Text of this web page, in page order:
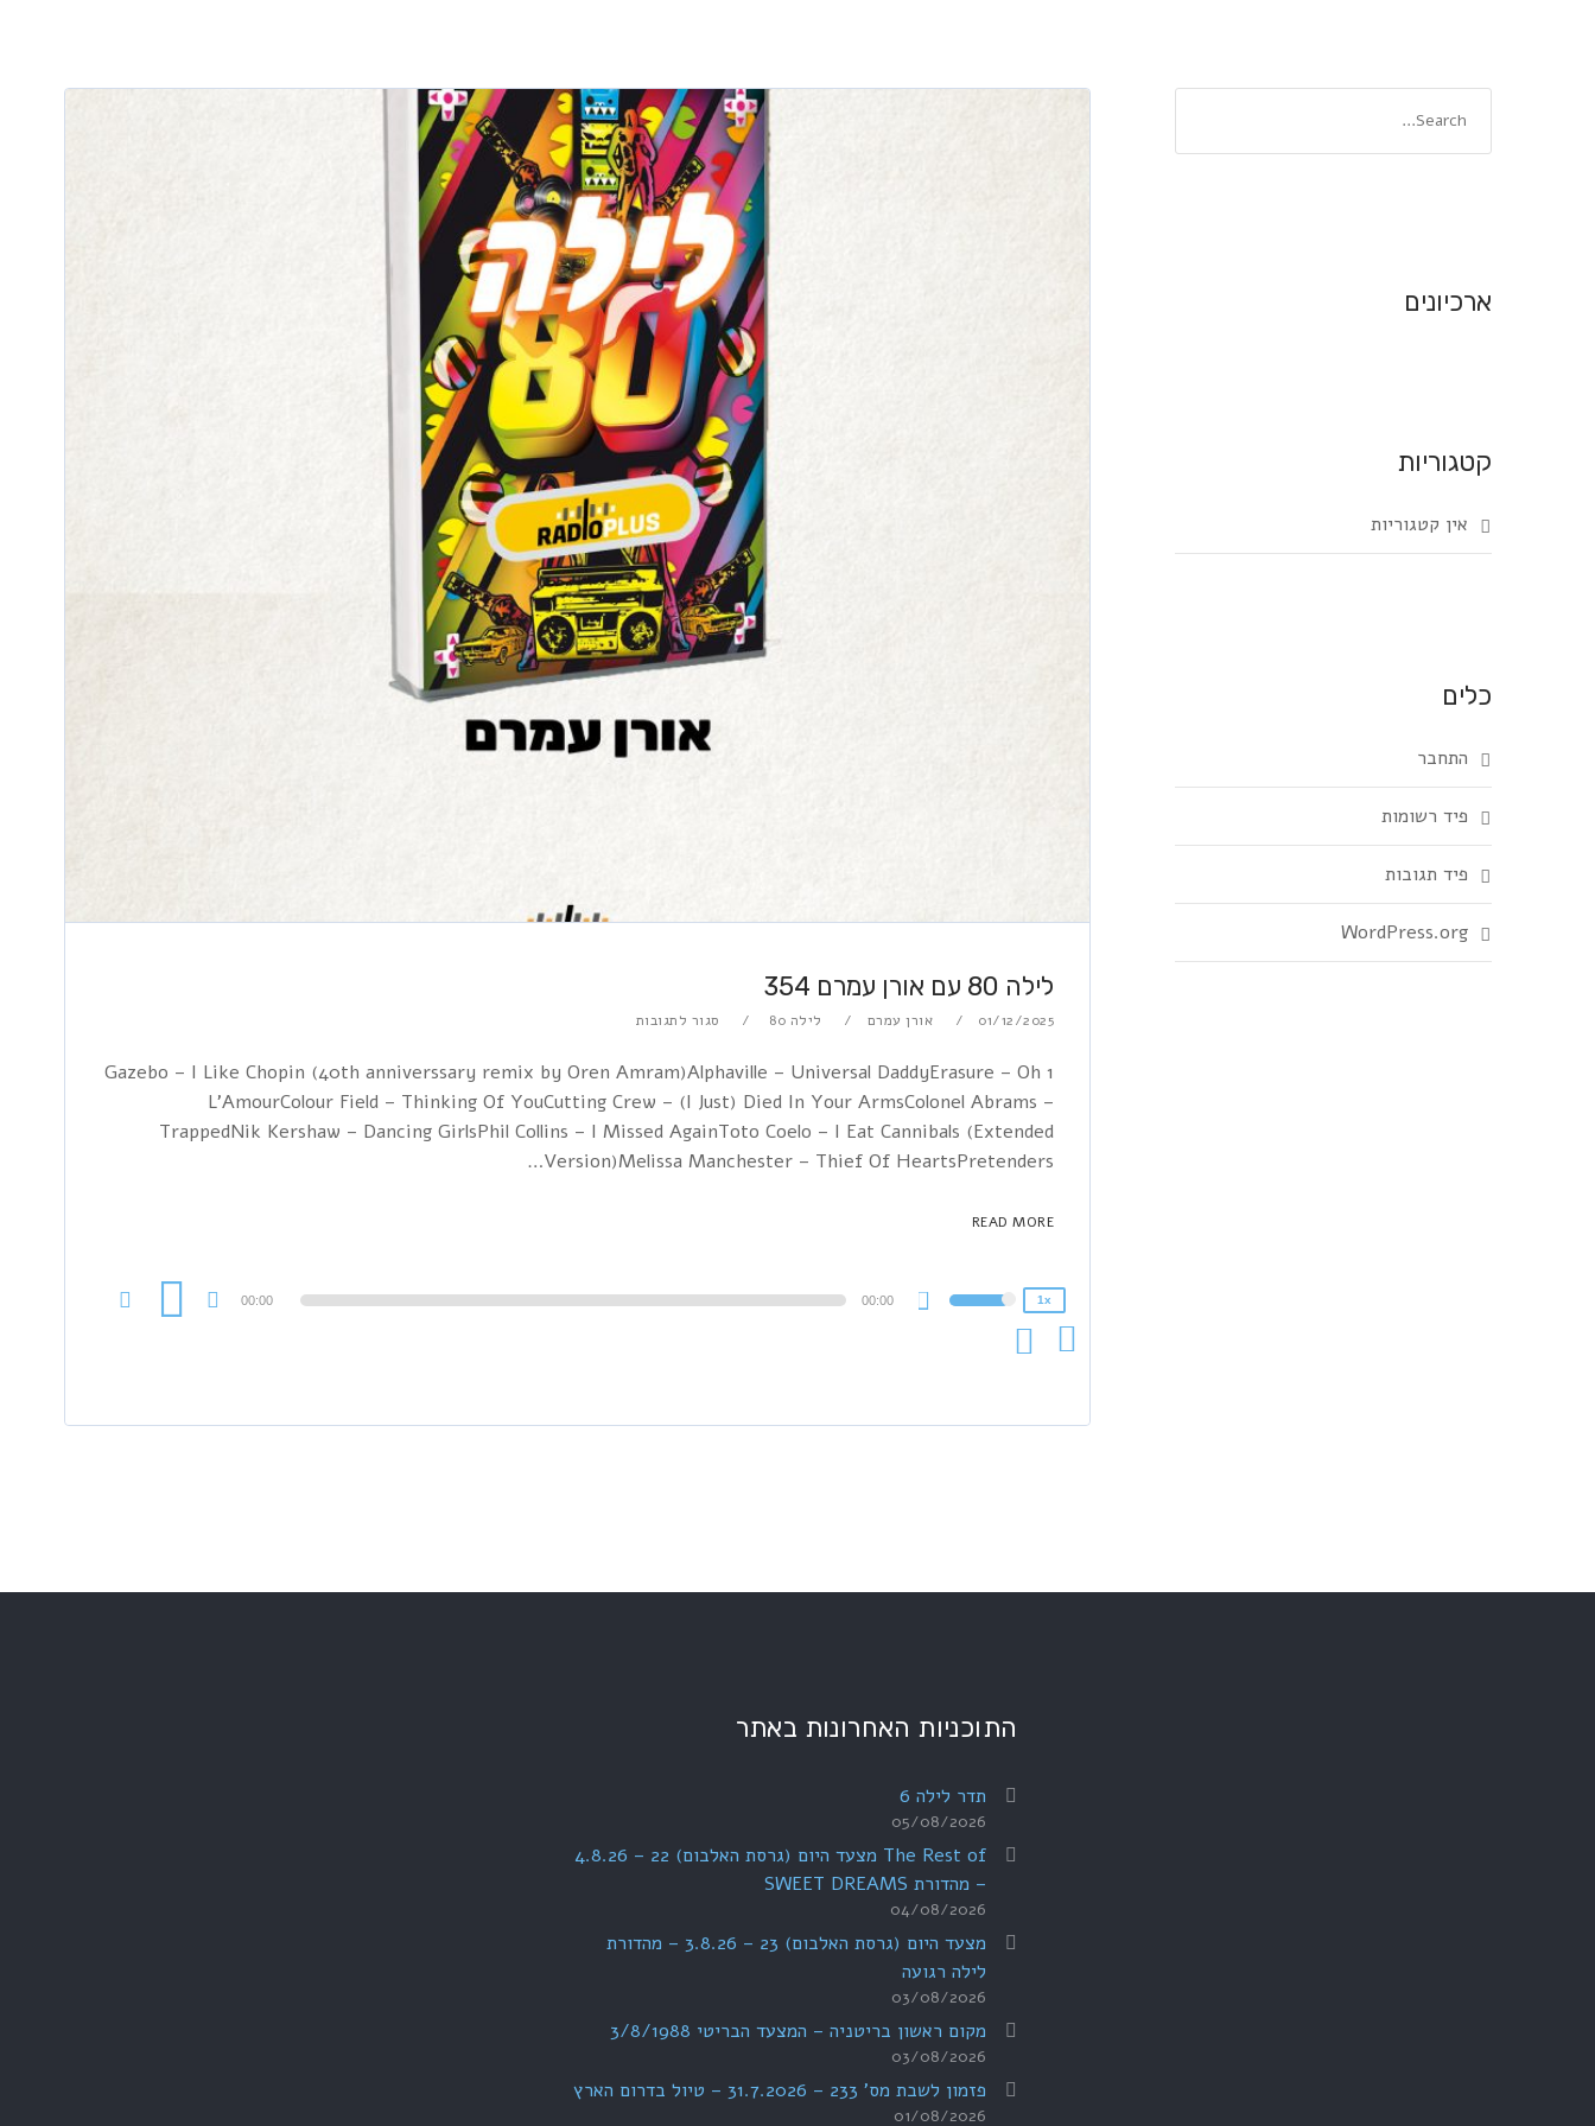
לילה 80 עם אורן עמרם 354
01/12/2025 אורן עמרם לילה 80 סגור לתגובות
1 Gazebo – I Like Chopin (40th anniverssary remix by Oren Amram)Alphaville – Universal DaddyErasure – Oh
L'AmourColour Field – Thinking Of YouCutting Crew – (I Just) Died In Your ArmsColonel Abrams –
TrappedNik Kershaw – Dancing GirlsPhil Collins – I Missed AgainToto Coelo – I Eat Cannibals (Extended
Version)Melissa Manchester – Thief Of HeartsPretenders…
READ MORE
Audio
Player
00:00 00:00
Use
to
1x
1x
ארכיונים
קטגוריות
אין קטגוריות
כלים
התחבר
פיד רשומות
פיד תגובות
WordPress.org
התוכניות האחרונות באתר
תדר לילה 6
05/08/2026
The Rest of מצעד היום (גרסת האלבום) 22 – 4.8.26
– מהדורת SWEET DREAMS
04/08/2026
מצעד היום (גרסת האלבום) 23 – 3.8.26 – מהדורת
לילה רגועה
03/08/2026
מקום ראשון בריטניה – המצעד הבריטי 3/8/1988
03/08/2026
פזמון לשבת מס' 233 – 31.7.2026 – טיול בדרום הארץ
01/08/2026